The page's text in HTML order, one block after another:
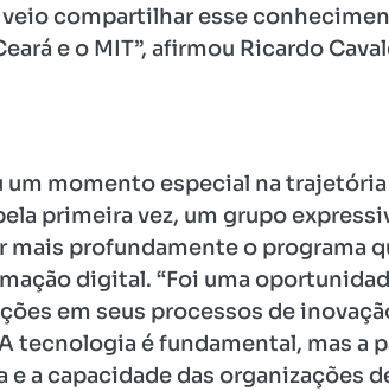
compartilhar esse
e o MIT”, afirmou Ricardo
um momento especial na
primeira vez, um grupo
profundamente o programa
digital. “Foi uma
em seus processos de
tecnologia é fundamental, mas a
a capacidade das organizações